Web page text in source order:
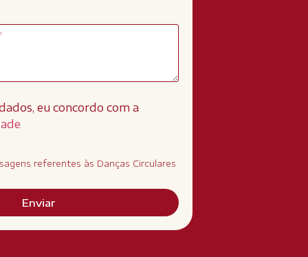
eu concordo com a
referentes às Danças Circulares
Enviar